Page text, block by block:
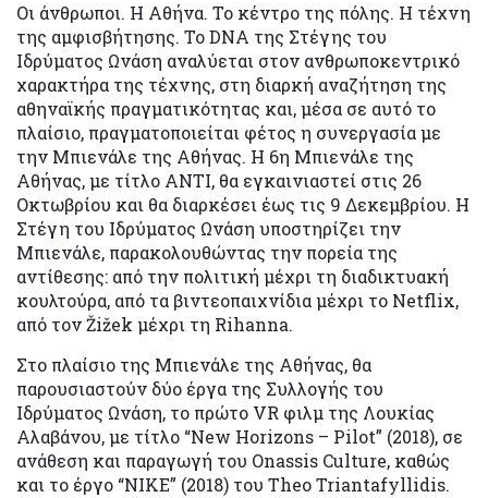
Οι άνθρωποι. H Αθήνα. Το κέντρο της πόλης. Η τέχνη
της αμφισβήτησης. Το DNA της Στέγης του
Ιδρύματος Ωνάση αναλύεται στον ανθρωποκεντρικό
χαρακτήρα της τέχνης, στη διαρκή αναζήτηση της
αθηναϊκής πραγματικότητας και, μέσα σε αυτό το
πλαίσιο, πραγματοποιείται φέτος η συνεργασία με
την Μπιενάλε της Αθήνας. Η 6η Μπιενάλε της
Αθήνας, με τίτλο ΑΝΤΙ, θα εγκαινιαστεί στις 26
Οκτωβρίου και θα διαρκέσει έως τις 9 Δεκεμβρίου. H
Στέγη του Ιδρύματος Ωνάση υποστηρίζει την
Μπιενάλε, παρακολουθώντας την πορεία της
αντίθεσης: από την πολιτική μέχρι τη διαδικτυακή
κουλτούρα, από τα βιντεοπαιχνίδια μέχρι το Netflix,
από τον Žižek μέχρι τη Rihanna.
Στο πλαίσιο της Μπιενάλε της Αθήνας, θα
παρουσιαστούν δύο έργα της Συλλογής του
Ιδρύματος Ωνάση, το πρώτο VR φιλμ της Λουκίας
Αλαβάνου, με τίτλο “New Horizons – Pilot” (2018), σε
ανάθεση και παραγωγή του Onassis Culture, καθώς
και το έργο “NIKE” (2018) του Theo Triantafyllidis.